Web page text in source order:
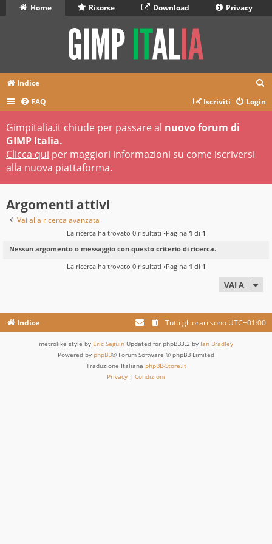
Home Risorse Download Privacy
Indice
r
FAQ Login
Iscriviti
Gimpitalia.it chiude per passare al nuovo forum di
GIMP Italia.
Clicca qui per maggiori informazioni su come iscriversi
alla nuova piattaforma.
Argomenti attivi
Vai alla ricerca avanzata
La ricerca ha trovato 0 risultati •Pagina 1 di 1
Nessun argomento o messaggio con questo criterio di ricerca.
La ricerca ha trovato 0 risultati •Pagina 1 di 1
VAI A
Indice Tutti gli orari sono UTC+01:00
metrolike style by Eric Seguin Updated for phpBB3.2 by Ian Bradley
Powered by phpBB® Forum Software © phpBB Limited
Traduzione Italiana phpBB-Store.it
Privacy | Condizioni